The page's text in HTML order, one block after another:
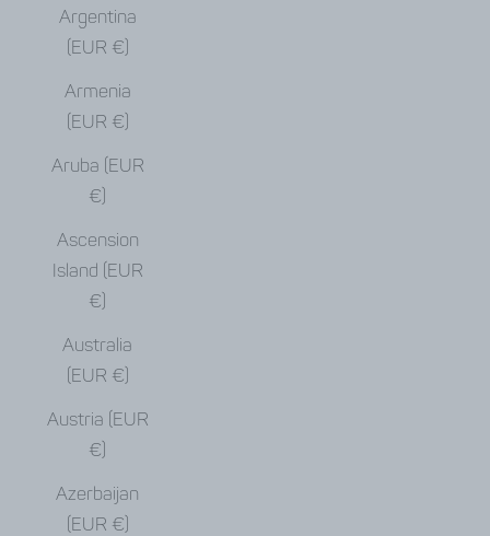
Argentina
(EUR €)
Armenia
(EUR €)
Aruba (EUR
€)
Ascension
Island (EUR
€)
Australia
(EUR €)
Austria (EUR
€)
Azerbaijan
(EUR €)